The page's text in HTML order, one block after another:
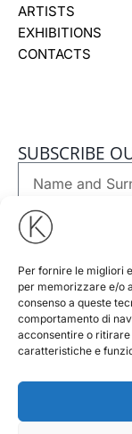
Per fornire le migliori
per memorizzare e/o
consenso a queste
comportamento di
acconsentire o
caratteristiche e
ARTISTS
EXHIBITIONS
CONTACTS
SUBSCRIBE
Cognome
Email
Phone
GDPRI acceptPrivacy
Newsletter
I consent to
SUBSCRIBE